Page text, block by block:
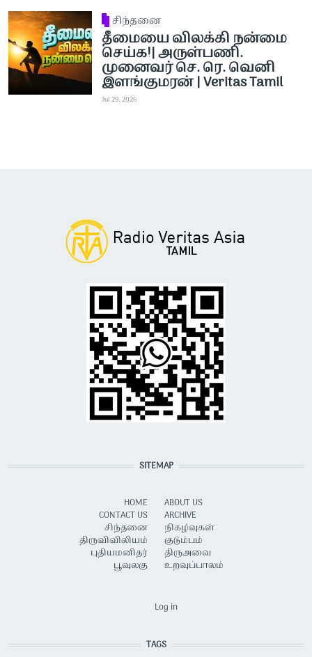
சிந்தனை
தீமையை விலக்கி நன்மை
செய்க!| அருள்பணி.
முனைவர் செ. ரெ. வெனி
இளங்குமரன் | Veritas Tamil
Jul 29, 2026
SITEMAP
HOME
CONTACT US
சிந்தனை
திருவிவிலியம்
புதியமனிதர்
பூவுலகு
ABOUT US
ARCHIVE
நிகழ்வுகள்
குடும்பம்
திருஅவை
உறவுப்பாலம்
Log in
TAGS